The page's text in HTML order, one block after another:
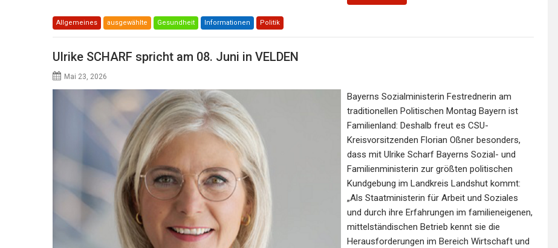
Allgemeines ausgewählte Gesundheit Informationen Politik
Ulrike SCHARF spricht am 08. Juni in VELDEN
Mai 23, 2026
Bayerns Sozialministerin Festrednerin am
traditionellen Politischen Montag Bayern ist
Familienland: Deshalb freut es CSU-
Kreisvorsitzenden Florian Oßner besonders,
dass mit Ulrike Scharf Bayerns Sozial- und
Familienministerin zur größten politischen
Kundgebung im Landkreis Landshut kommt:
„Als Staatministerin für Arbeit und Soziales
und durch ihre Erfahrungen im familieneigenen,
mittelständischen Betrieb kennt sie die
Herausforderungen im Bereich Wirtschaft und